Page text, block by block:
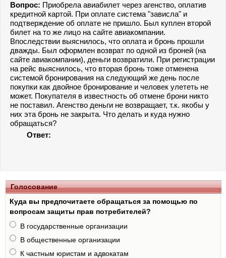
Вопрос: Приобрела авиабилет через агенство, оплатив
кредитной картой. При оплате система "зависла" и
подтверждение об оплате не пришло. Был куплен второй
билет на то же лицо на сайте авиакомпании.
Впоследствии выяснилось, что оплата и бронь прошли
дважды. Был оформлен возврат по одной из броней (на
сайте авиакомпании), деньги возвратили. При регистрации
на рейс выяснилось, что вторая бронь тоже отменена
системой бронирования на следующий же день после
покупки как двойное бронирование и человек улететь не
может. Покупателя в известность об отмене брони никто
не поставил. Агенство деньги не возвращает, т.к. якобы у
них эта бронь не закрыта. Что делать и куда нужно
обращаться?
Ответ:
Голосование
Куда вы предпочитаете обращаться за помощью по
вопросам защиты прав потребителей?
В государственные организации
В общественные организации
К частным юристам и адвокатам